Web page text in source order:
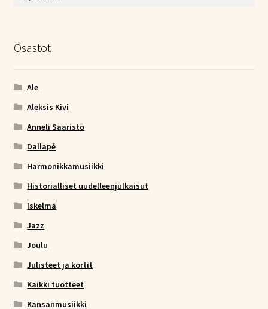
Osastot
Ale
Aleksis Kivi
Anneli Saaristo
Dallapé
Harmonikkamusiikki
Historialliset uudelleenjulkaisut
Iskelmä
Jazz
Joulu
Julisteet ja kortit
Kaikki tuotteet
Kansanmusiikki